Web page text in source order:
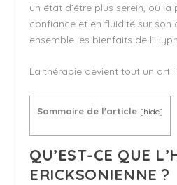
un état d’être plus serein, où
confiance et en fluidité sur son
ensemble les bienfaits de
La thérapie devient tout un art !
Sommaire de l'article [hide]
QU’EST-CE QUE
ERICKSONIENNE ?